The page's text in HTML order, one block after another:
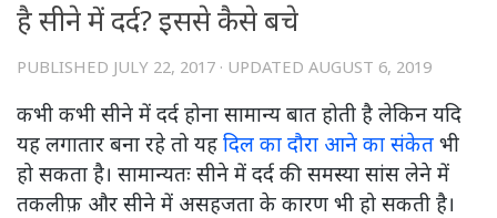
है सीने में दर्द? इससे कैसे बचे
PUBLISHED JULY 22, 2017 · UPDATED AUGUST 6, 2019
कभी कभी सीने में दर्द होना सामान्य बात होती है लेकिन यदि
यह लगातार बना रहे तो यह दिल का दौरा आने का संकेत भी
हो सकता है। सामान्यतः सीने में दर्द की समस्या सांस लेने में
तकलीफ़ और सीने में असहजता के कारण भी हो सकती है।